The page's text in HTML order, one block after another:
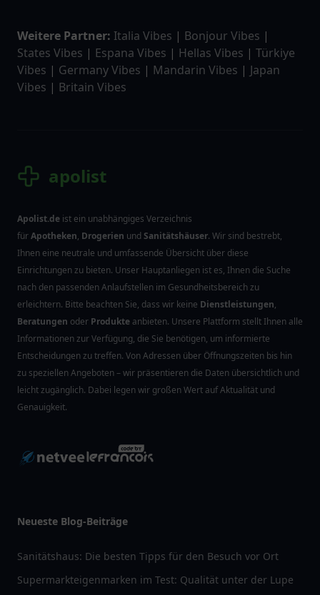
Weitere Partner: Italia Vibes | Bonjour Vibes |
States Vibes | Espana Vibes | Hellas Vibes | Türkiye
Vibes | Germany Vibes | Mandarin Vibes | Japan
Vibes | Britain Vibes
apolist
Apolist.de ist ein unabhängiges Verzeichnis
fürApotheken, Drogerien und Sanitätshäuser. Wir sind bestrebt,
Ihnen eine neutrale und umfassende Übersicht über diese
Einrichtungen zu bieten. Unser Hauptanliegen ist es, Ihnen die Suche
nach den passenden Anlaufstellen im Gesundheitsbereich zu
erleichtern. Bitte beachten Sie, dass wir keine Dienstleistungen,
Beratungen oder Produkte anbieten. Unsere Plattform stellt Ihnen alle
Informationen zur Verfügung, die Sie benötigen, um informierte
Entscheidungen zu treffen. Von Adressen über Öffnungszeiten bis hin
zu speziellen Angeboten – wir präsentieren die Daten übersichtlich und
leicht zugänglich. Dabei legen wir großen Wert auf Aktualität und
Genauigkeit.
Neueste Blog-Beiträge
Sanitätshaus: Die besten Tipps für den Besuch vor Ort
Supermarkteigenmarken im Test: Qualität unter der Lupe